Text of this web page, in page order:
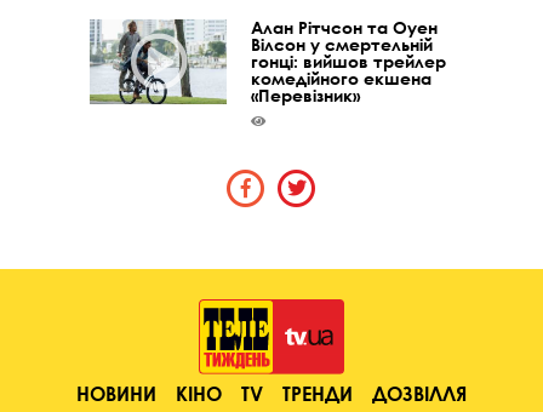
Алан Рітчсон та Оуен
Вілсон у смертельній
гонці: вийшов трейлер
комедійного екшена
«Перевізник»
НОВИНИ КІНО TV ТРЕНДИ
ДОЗВІЛЛЯ